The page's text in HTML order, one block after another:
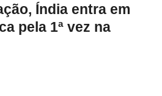
Índia entra em
pela 1ª vez na